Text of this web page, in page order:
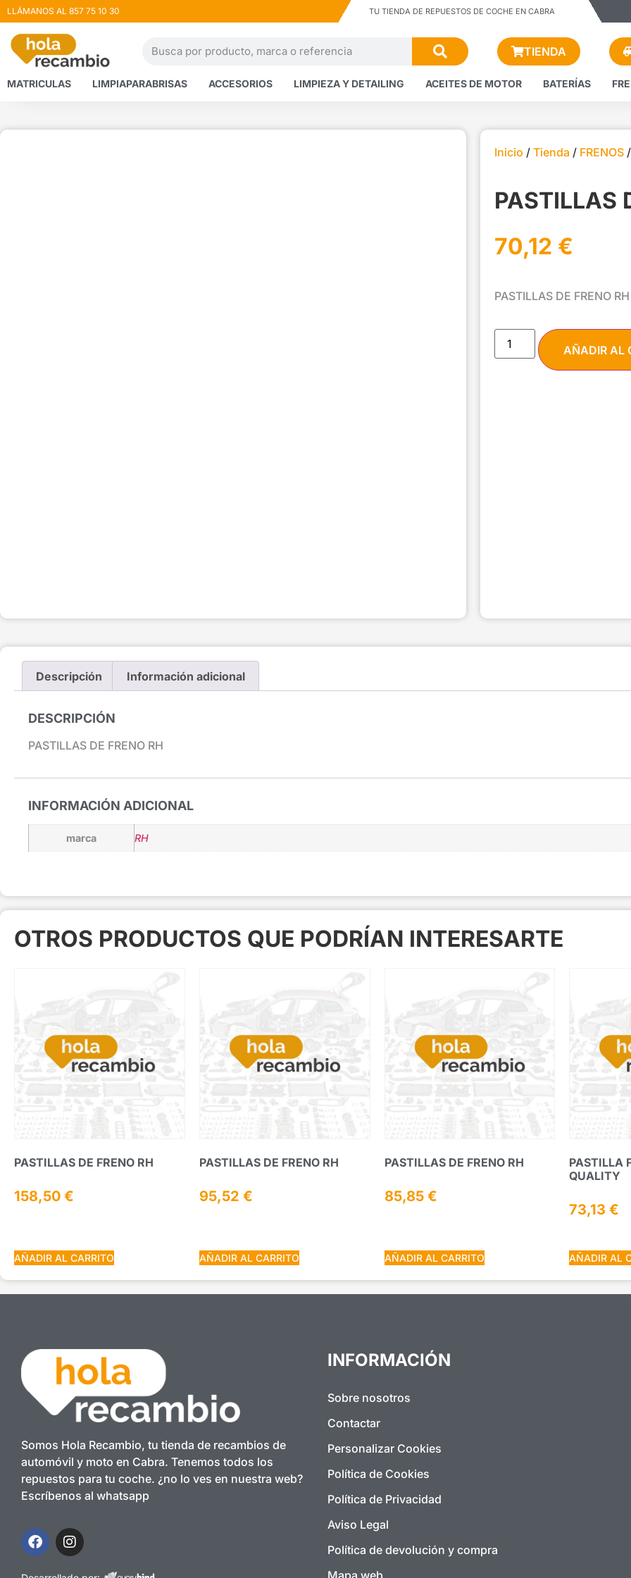
LLÁMANOS AL 857 75 10 30 TU TIENDA DE REPUESTOS DE COCHE EN CABRA
TIENDA
MATRICULAS LIMPIAPARABRISAS ACCESORIOS LIMPIEZA Y DETAILING ACEITES DE MOTOR BATERÍAS
Inicio / Tienda / FRENOS /
PASTILLAS
70,12 €
PASTILLAS DE FRENO RH
AÑADIR AL
Descripción Información adicional
DESCRIPCIÓN
PASTILLAS DE FRENO RH
INFORMACIÓN ADICIONAL
marca RH
OTROS PRODUCTOS QUE PODRÍAN INTERESARTE
PASTILLAS DE FRENO RH
158,50 €
AÑADIR AL CARRITO
PASTILLAS DE FRENO RH
95,52 €
AÑADIR AL CARRITO
PASTILLAS DE FRENO RH
85,85 €
AÑADIR AL CARRITO
PASTILLA
QUALITY
73,13€
AÑADIR AL
Somos Hola Recambio, tu tienda de recambios de
automóvil y moto en Cabra. Tenemos todos los
repuestos para tu coche. ¿no lo ves en nuestra web?
Escríbenos al whatsapp
INFORMACIÓN
Sobre nosotros
Contactar
Personalizar Cookies
Política de Cookies
Política de Privacidad
Aviso Legal
Política de devolución y compra
Mapa web